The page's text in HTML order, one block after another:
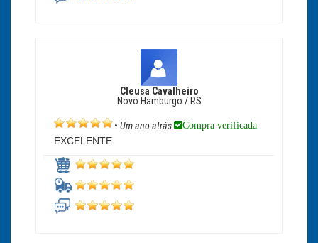
Cleusa Cavalheiro
Novo Hamburgo / RS
• Um ano atrás Compra verificada
EXCELENTE